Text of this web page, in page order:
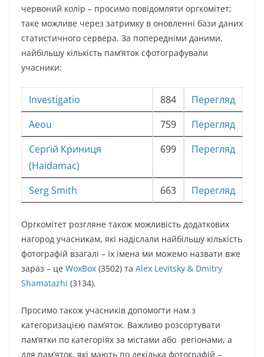
червоний колір – просимо повідомляти оргкомітет;
таке можливе через затримку в оновленні бази даних
статистичного сервера. За попередніми даними,
найбільшу кількість пам’яток сфотографували
учасники:
Investigatio 884
Перегляд
Aeou
759
Перегляд
Сергій Криниця
(Haidamac)
699 Перегляд
Serg Smith 663 Перегляд
Оргкомітет розгляне також можливість додаткових
нагород учасникам, які надіслали найбільшу кількість
фотографій взагалі – їх імена ми можемо назвати вже
зараз – це WoxBox (3502) та Alex Levitsky & Dmitry
Shamatazhi (3134).
Просимо також учасників допомогти нам з
категоризацією пам’яток. Важливо розсортувати
пам’ятки по категоріях за містами або регіонами, а
для пам’яток, які мають по декілька фотографій –